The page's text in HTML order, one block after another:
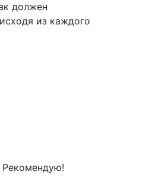
должен
из каждого
Рекомендую!